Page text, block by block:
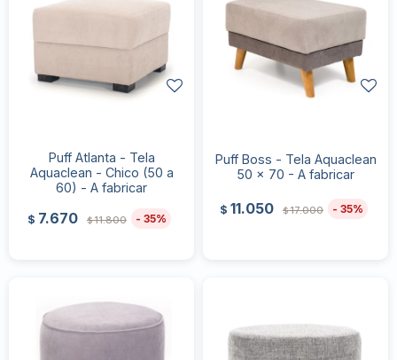
Puff Atlanta - Tela
Aquaclean - Chico (50 a
60) - A fabricar
$ 7.670 $11.800 35
Puff Boss - Tela Aquaclean
50 x 70 - A fabricar
$ 11.050 $17.000 35